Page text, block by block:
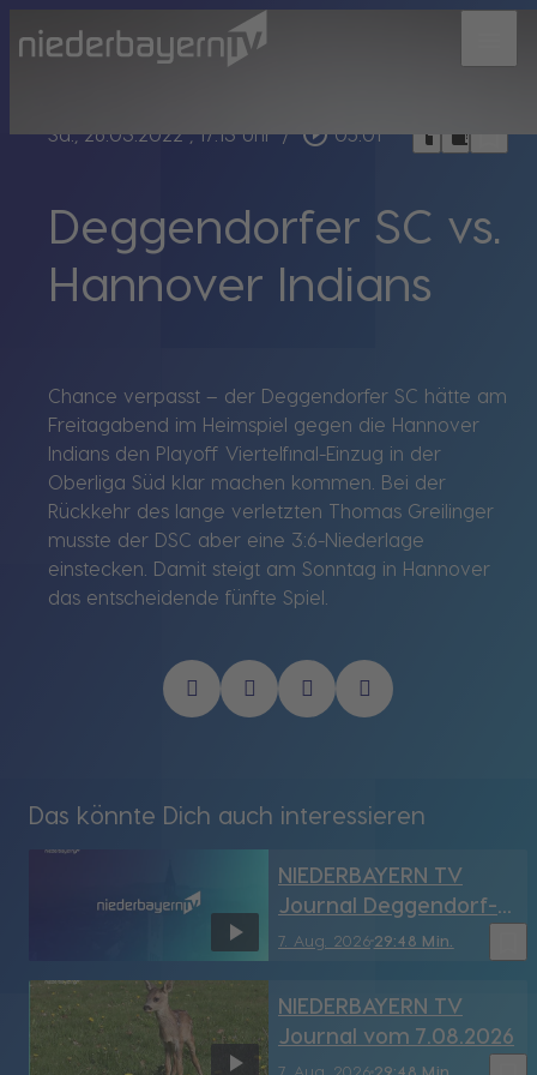
Sa., 26.03.2022, 17:13 Uhr / play_circle_outline 05:01 headphones chrome_reader_mode
Deggendorfer SC vs.
Hannover Indians
Chance verpasst – der Deggendorfer SC hätte am
Freitagabend im Heimspiel gegen die Hannover
Indians den Playoff Viertelfinal-Einzug in der
Oberliga Süd klar machen kommen. Bei der
Rückkehr des lange verletzten Thomas Greilinger
musste der DSC aber eine 3:6-Niederlage
einstecken. Damit steigt am Sonntag in Hannover
das entscheidende fünfte Spiel.
Das könnte Dich auch interessieren
7. Aug. 202629:48 Min.
NIEDERBAYERN TV
Journal Deggendorf-
Straubing vom
7. Aug. 202629:48 Min.
NIEDERBAYERN TV
Journal vom 7.08.2026